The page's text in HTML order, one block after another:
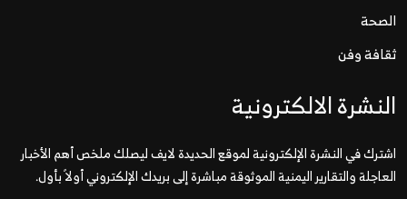
الصحة
ثقافة وفن
النشرة الالكترونية
اشترك في النشرة الإلكترونية لموقع الحديدة لايف ليصلك ملخص أهم الأخبار
العاجلة والتقارير اليمنية الموثوقة مباشرة إلى بريدك الإلكتروني أولاً بأول.